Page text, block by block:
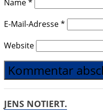
Name*
E-Mail-Adresse*
Website
JENS NOTIERT.